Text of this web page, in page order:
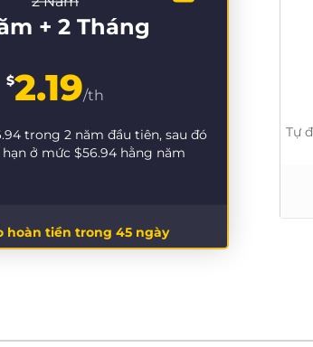
+ 2 Tháng
$2.19/th
trong 2 năm đầu tiên, sau đó
ở mức $56.94 hằng năm
hoàn tiền trong 45 ngày
Tự